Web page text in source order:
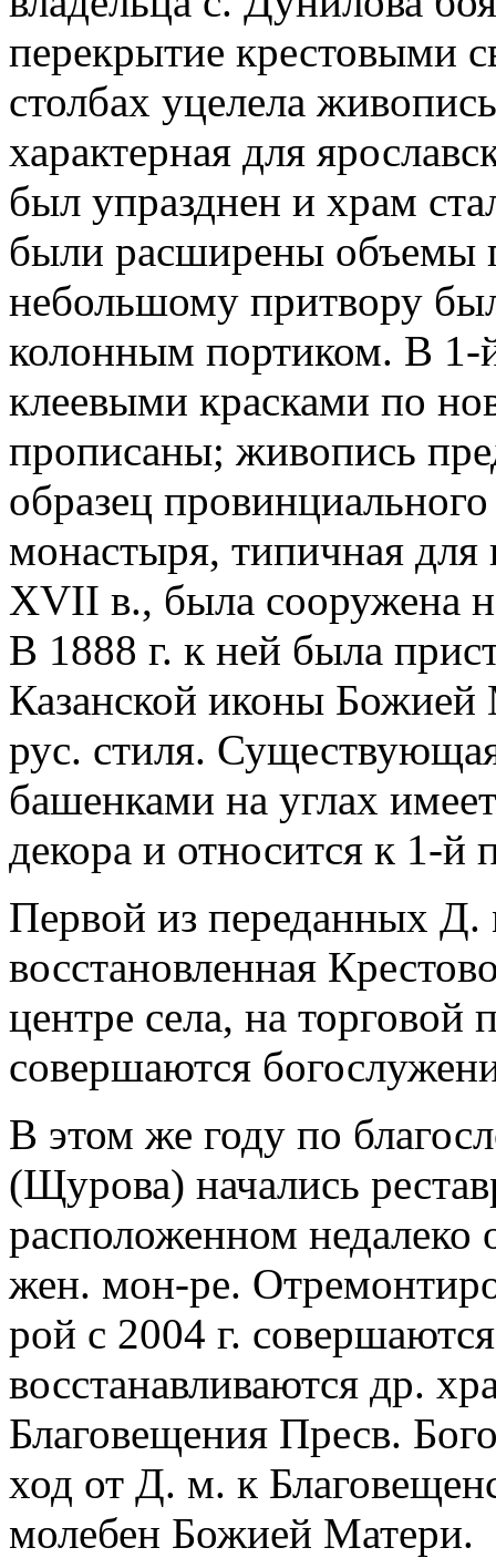
перекрытие крестовыми
столбах уцелела
характерная для
был упразднен и храм
были расширены объемы
небольшому притвору
колонным портиком. В 1-
клеевыми красками по
прописаны; живопись
образец
монастыря, типичная для
XVII в., была сооружена
В 1888 г. к ней была
Казанской иконы
рус. стиля.
башенками на углах
декора и относится к 1-й
Первой из переданных Д.
восстановленная
центре села, на
совершаются
В этом же году по
(Щурова) начались
расположенном
жен. мон-ре.
рой с 2004 г.
восстанавливаются др.
Благовещения Пресв.
ход от Д. м. к
молебен Божией Матери.